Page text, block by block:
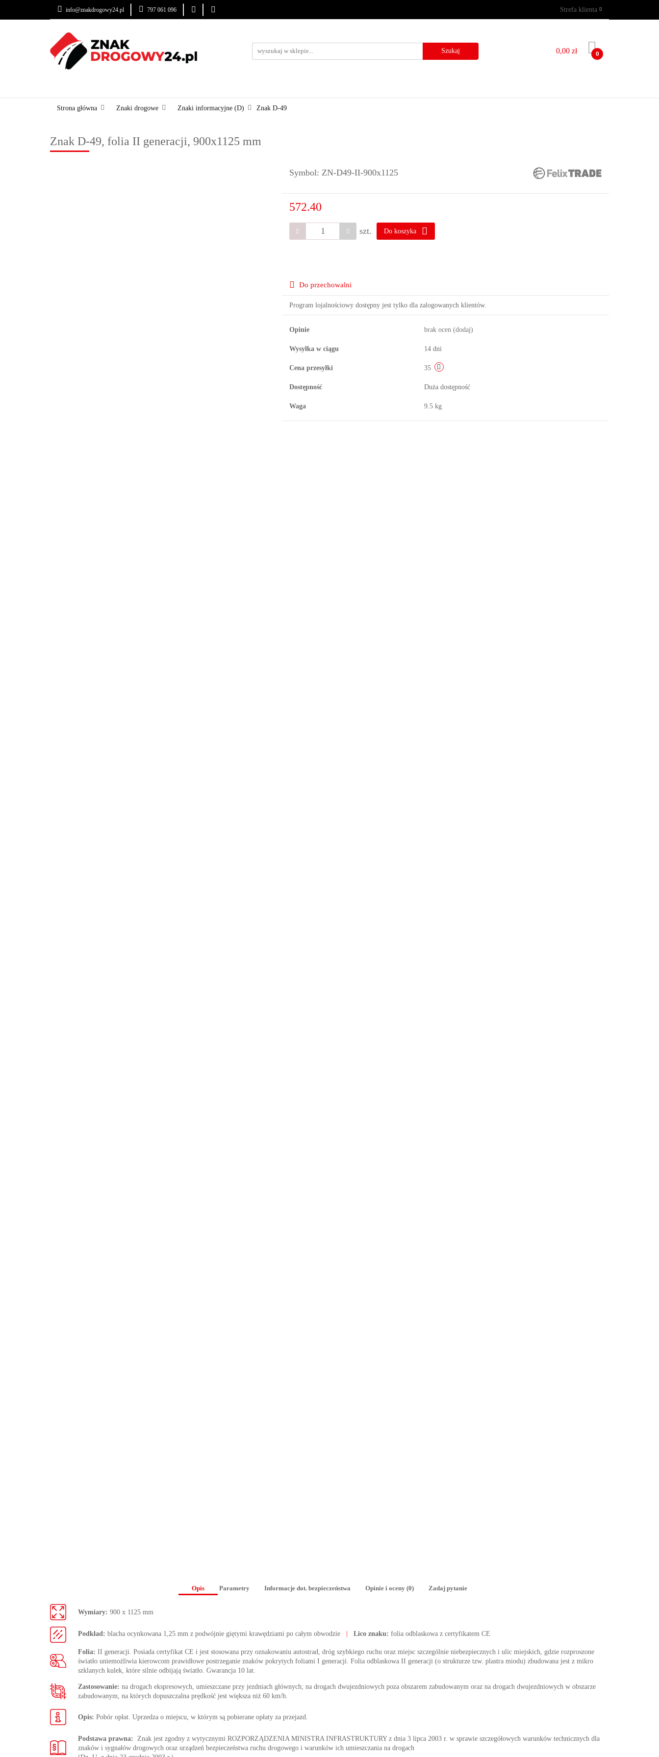
info@znakdrogowy24.pl 797 061 096 Strefa klienta
Zarejestruj się
Dodaj zgłoszenie
0,00 zł 0
ZNAKI DROGOWE
Strona główna Znaki drogowe Znaki informacyjne (D) Znak D-49
Znak D-49, folia II generacji, 900x1125 mm
Symbol: ZN-D49-II-900x1125
572.40
szt. Do koszyka
Do przechowalni
Program lojalnościowy dostępny jest tylko dla zalogowanych klientów.
Opinie brak ocen (dodaj)
Wysyłka w ciągu 14 dni
Cena przesyłki 35
Dostępność Duża dostępność
Waga 9.5 kg
Opis Parametry Informacje dot. bezpieczeństwa Opinie i oceny (0) Zadaj pytanie
Wymiary: 900 x 1125 mm
Podkład: blacha ocynkowana 1,25 mm z podwójnie giętymi krawędziami po całym obwodzie Lico znaku: folia odblaskowa z certyfikatem CE
Folia: II generacji. Posiada certyfikat CE i jest stosowana przy oznakowaniu autostrad, dróg szybkiego ruchu oraz miejsc szczególnie niebezpiecznych i ulic miejskich, gdzie rozproszone
światło uniemożliwia kierowcom prawidłowe postrzeganie znaków pokrytych foliami I generacji. Folia odblaskowa II generacji (o strukturze tzw. plastra miodu) zbudowana jest z mikro
szklanych kulek, które silnie odbijają światło. Gwarancja 10 lat.
Zastosowanie: na drogach ekspresowych, umieszczane przy jezdniach głównych; na drogach dwujezdniowych poza obszarem zabudowanym oraz na drogach dwujezdniowych w obszarze
zabudowanym, na których dopuszczalna prędkość jest większa niż 60 km/h.
Opis: Pobór opłat. Uprzedza o miejscu, w którym są pobierane opłaty za przejazd.
Podstawa prawna: Znak jest zgodny z wytycznymi ROZPORZĄDZENIA MINISTRA INFRASTRUKTURY z dnia 3 lipca 2003 r. w sprawie szczegółowych warunków technicznych dla
znaków i sygnałów drogowych oraz urządzeń bezpieczeństwa ruchu drogowego i warunków ich umieszczania na drogach